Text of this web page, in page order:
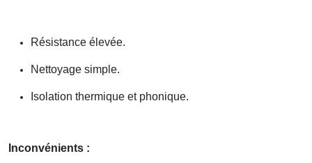
Résistance élevée.
Nettoyage simple.
Isolation thermique et phonique.
Inconvénients :